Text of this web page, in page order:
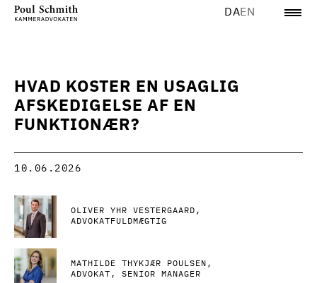
DAEN
HVAD KOSTER EN USAGLIG
AFSKEDIGELSE AF EN
FUNKTIONÆR?
10.06.2026
OLIVER YHR VESTERGAARD
ADVOKATFULDMÆGTIG
MATHILDE THYKJÆR POULSEN
ADVOKAT, SENIOR MANAGER